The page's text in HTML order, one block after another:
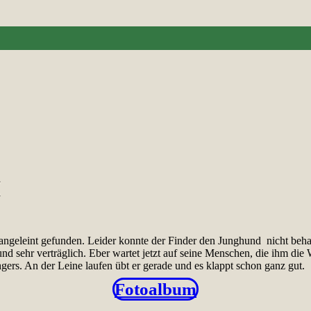
gefunden. Leider konnte der Finder den Junghund nicht
sehr verträglich. Eber wartet jetzt auf seine Menschen, die ihm
An der Leine laufen übt er gerade und es klappt schon ganz gut.
Fotoalbum